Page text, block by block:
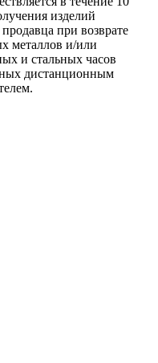
изделий
при возврате
металлов и/или
и стальных часов
дистанционным